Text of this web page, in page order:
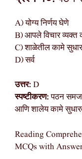
A) योग्य निर्णय घेणे
B) आपले विचार व्यक्त
C) शाळेतील कामे
D) सर्व
उत्तर: D
स्पष्टीकरण:पठन
आणि शालेय कामे
Reading
MCQs with